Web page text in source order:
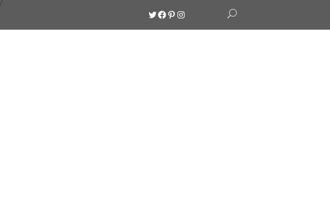
Twitter
Facebook
Pinterest
Instagram